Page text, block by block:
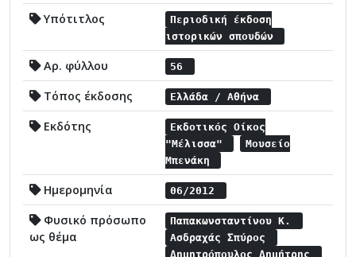
Υπότιτλος
Περιοδική έκδοση
ιστορικών σπουδών
Αρ. φύλλου 56
Τόπος έκδοσης Ελλάδα / Αθήνα
Εκδότης
Εκδοτικός Οίκος
"Μέλισσα"
Μουσείο
Μπενάκη
Ημερομηνία 06/2012
Φυσικό πρόσωπο
ως θέμα
Παπακωνσταντίνου Κ.
Ασδραχάς Σπύρος
Δημητρόπουλος Δημήτρης